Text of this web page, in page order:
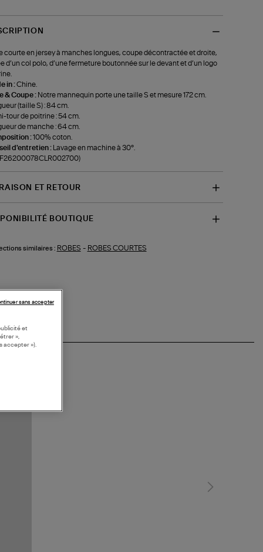
courte en jersey à manches longues, coupe décontractée et droite,
d’un col polo, d’une fermeture boutonnée sur le devant et d’un logo
in :Chine.
& Coupe : Notre mannequin porte une taille S et mesure 172 cm.
(taille S) : 84 cm.
tour de poitrine : 54 cm.
de manche : 64 cm.
:100% coton.
d'entretien :
Lavage en machine à 30°.
ET RETOUR
BOUTIQUE
similaires : ROBES - ROBES COURTES
et
»,
accepter »).
sans accepter